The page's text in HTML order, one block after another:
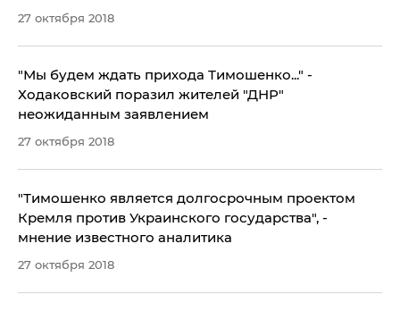
27 октября 2018
"Мы будем ждать прихода Тимошенко..." -
Ходаковский поразил жителей "ДНР"
неожиданным заявлением
27 октября 2018
"Тимошенко является долгосрочным проектом
Кремля против Украинского государства", -
мнение известного аналитика
27 октября 2018